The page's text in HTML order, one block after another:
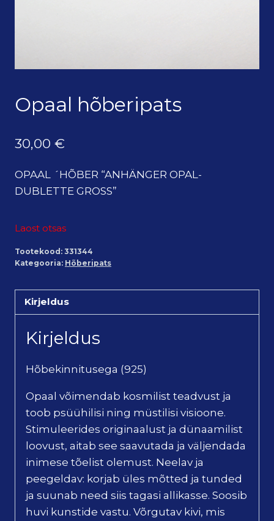
Opaal hõberipats
30,00 €
OPAAL ´HÕBER “ANHÄNGER OPAL-
DUBLETTE GROSS”
Laost otsas
Tootekood: 331344
Kategooria: Hõberipats
Kirjeldus
Kirjeldus
Hõbekinnitusega (925)
Opaal võimendab kosmilist teadvust ja
toob psüühilisi ning müstilisi visioone.
Stimuleerides originaalust ja dünaamilist
loovust, aitab see saavutada ja väljendada
inimese tõelist olemust. Neelav ja
peegeldav: korjab üles mõtted ja tunded
ja suunab need siis tagasi allikasse. Soosib
huvi kunstide vastu. Võrgutav kivi, mis